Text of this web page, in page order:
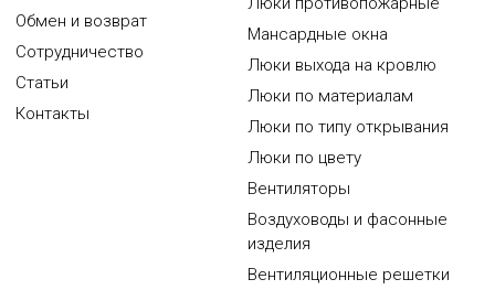
Обмен и возврат
Сотрудничество
Статьи
Контакты
Мансардные окна
Люки выхода на кровлю
Люки по материалам
Люки по типу открывания
Люки по цвету
Вентиляторы
Воздуховоды и фасонные
изделия
Вентиляционные решетки